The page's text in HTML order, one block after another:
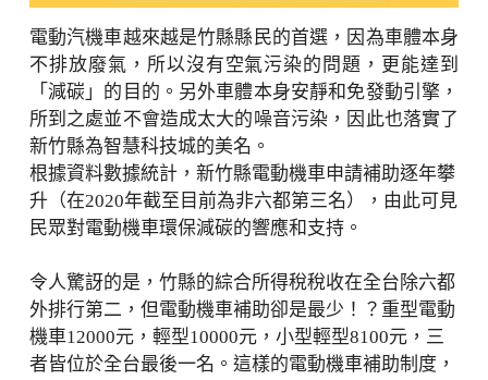
電動汽機車越來越是竹縣縣民的首選，因為車體本身
不排放廢氣，所以沒有空氣污染的問題，更能達到
「減碳」的目的。另外車體本身安靜和免發動引擎，
所到之處並不會造成太大的噪音污染，因此也落實了
新竹縣為智慧科技城的美名。
根據資料數據統計，新竹縣電動機車申請補助逐年攀
升（在2020年截至目前為非六都第三名），由此可見
民眾對電動機車環保減碳的響應和支持。
令人驚訝的是，竹縣的綜合所得稅稅收在全台除六都
外排行第二，但電動機車補助卻是最少！？重型電動
機車12000元，輕型10000元，小型輕型8100元，三
者皆位於全台最後一名。這樣的電動機車補助制度，